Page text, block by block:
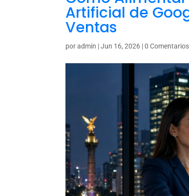
Artificial de
Ventas
poradmin |Jun 16, 2026 |0 Comentarios